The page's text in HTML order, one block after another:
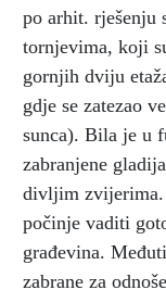
po arhit. rješenju
tornjevima, koji
gornjih dviju
gdje se zatezao
sunca). Bila je u
zabranjene
divljim zvijerima.
počinje vaditi
građevina.
zabrane za